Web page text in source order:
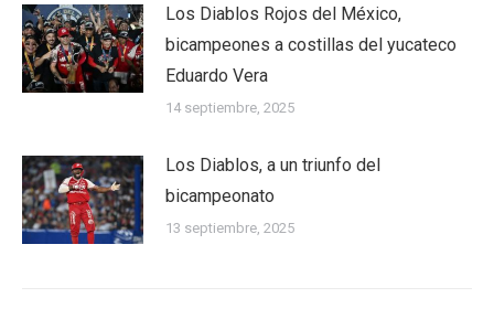
Los Diablos Rojos del México,
bicampeones a costillas del yucateco
Eduardo Vera
14 septiembre, 2025
Los Diablos, a un triunfo del
bicampeonato
13 septiembre, 2025